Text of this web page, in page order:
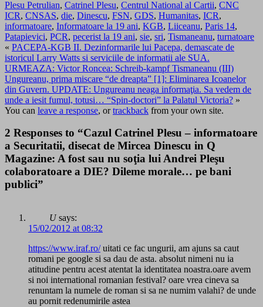
Plesu Petrulian, Catrinel Plesu, Centrul National al Cartii, CNC
ICR, CNSAS, die, Dinescu, FSN, GDS, Humanitas, ICR,
informatoare, Informatoare la 19 ani, KGB, Liiceanu, Paris 14,
Patapievici, PCR, pecerist la 19 ani, sie, sri, Tismaneanu, turnatoare
« PACEPA-KGB II. Dezinformarile lui Pacepa, demascate de
istoricul Larry Watts si serviciile de informatii ale SUA.
URMEAZA: Victor Roncea: Schreib-kampf Tismaneanu (III)
Ungureanu, prima miscare “de dreapta” [1]: Eliminarea Icoanelor
din Guvern. UPDATE: Ungureanu neaga informaţia. Sa vedem de
unde a iesit fumul, totusi… “Spin-doctori” la Palatul Victoria? »
You can leave a response, ortrackback from your own site.
2 Responses to “Cazul Catrinel Plesu – informatoare
a Securitatii, disecat de Mircea Dinescu in Q
Magazine: A fost sau nu soţia lui Andrei Pleşu
colaboratoare a DIE? Dileme morale… pe bani
publici”
U says:
15/02/2012 at 08:32
https://www.iraf.ro/uitati ce fac ungurii, am ajuns sa caut
romani pe google si sa dau de asta. absolut nimeni nu ia
atitudine pentru acest atentat la identitatea noastra.oare avem
si noi international romanian festival? oare vrea cineva sa
renuntam la numele de roman si sa ne numim valahi? de unde
au pornit redenumirile astea